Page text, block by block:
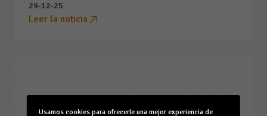
29-12-25
Leer la noticia
Usamos cookies para ofrecerle una mejor experiencia de